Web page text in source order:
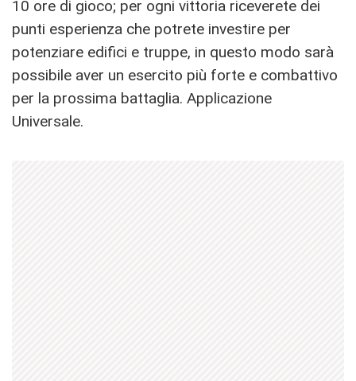
10 ore di gioco; per ogni vittoria riceverete dei
punti esperienza che potrete investire per
potenziare edifici e truppe, in questo modo sarà
possibile aver un esercito più forte e combattivo
per la prossima battaglia. Applicazione
Universale.